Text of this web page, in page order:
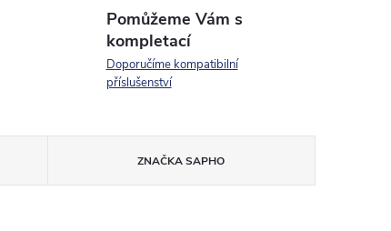
Pomůžeme Vám s
kompletací
Doporučíme kompatibilní
příslušenství
ZNAČKASAPHO